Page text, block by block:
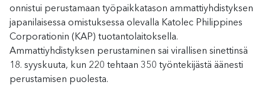
onnistui perustamaan työpaikkatason ammattiyhdistyksen
japanilaisessa omistuksessa olevalla Katolec Philippines
Corporationin (KAP) tuotantolaitoksella.
Ammattiyhdistyksen perustaminen sai virallisen sinettinsä
18. syyskuuta, kun 220 tehtaan 350 työntekijästä äänesti
perustamisen puolesta.